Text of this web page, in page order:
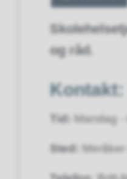
og råd.
Kontakt:
Tid: Mandag -
Sted: Meråker